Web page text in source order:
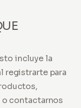
incluye la
registrarte para
contactarnos